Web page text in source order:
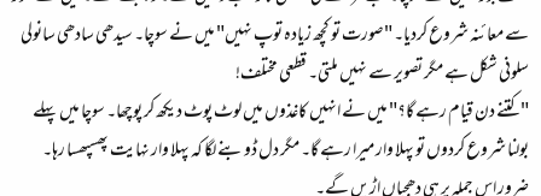
سے معائنہ شروع کردیا۔ "صورت تو کچھ زیادہ توپ نہیں" میں نے سوچا۔ سیدھی سادھی سانولی
سلونی شکل ہے مگر تصویر سے نہیں ملتی۔ قطعی مختلف!
"کتنے دن قیام رہے گا؟" میں نے انہیں کاغذوں میں لوٹ پوٹ دیکھ کر پوچھا۔ سوچا میں پہلے
بولنا شروع کردوں تو پہلا وار میرا رہے گا۔ مگر دل ڈوبنے لگا کہ پہلا وار نہایت پھسپھسا رہا۔